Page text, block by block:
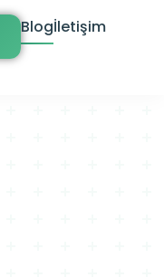
Blogİletişim